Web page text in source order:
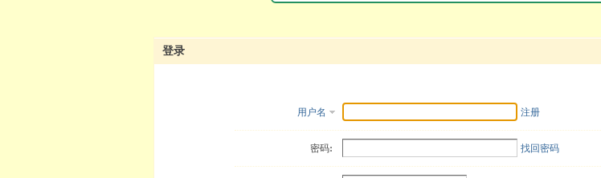
陈雷英语副网站
登录
用户名 注册
密码: 找回密码